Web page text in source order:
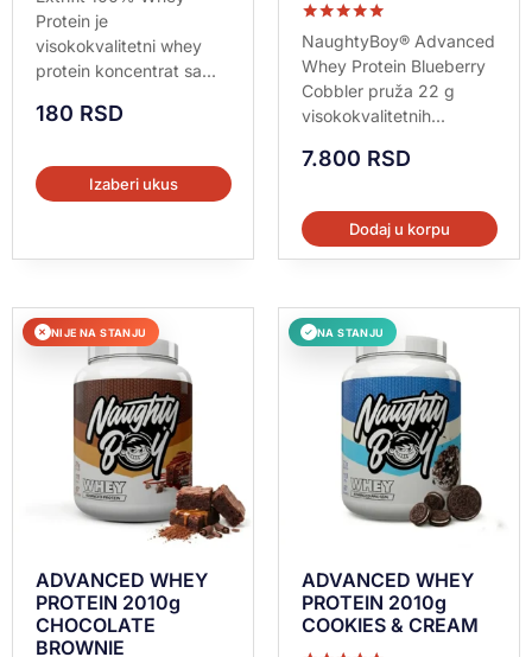
5.00
od 5
Protein je
visokokvalitetni whey
protein koncentrat sa...
180 RSD
Izaberi ukus
Ocenjeno sa
5.00
od 5
NaughtyBoy® Advanced
Whey Protein Blueberry
Cobbler pruža 22 g
visokokvalitetnih...
7.800 RSD
Dodaj u korpu
✕ NIJE NA STANJU
ADVANCED WHEY
PROTEIN 2010g
CHOCOLATE
BROWNIE
✓ NA STANJU
ADVANCED WHEY
PROTEIN 2010g
COOKIES & CREAM